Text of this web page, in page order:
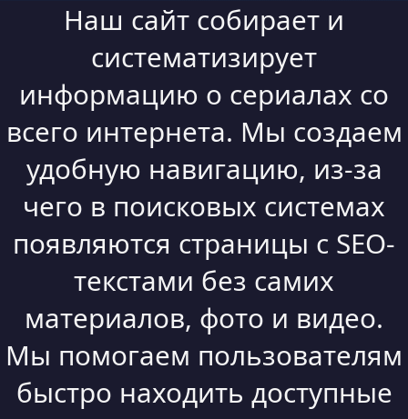
Наш сайт собирает и
систематизирует
информацию о сериалах со
всего интернета. Мы создаем
удобную навигацию, из-за
чего в поисковых системах
появляются страницы с SEO-
текстами без самих
материалов, фото и видео.
Мы помогаем пользователям
быстро находить доступные